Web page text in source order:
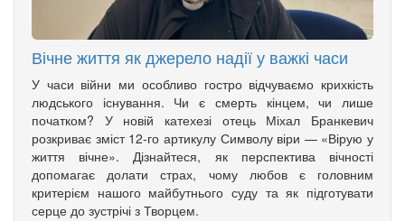
Вічне життя як джерело надії у важкі часи
У часи війни ми особливо гостро відчуваємо крихкість
людського існування. Чи є смерть кінцем, чи лише
початком? У новій катехезі отець Міхал Бранкевич
розкриває зміст 12-го артикулу Символу віри — «Вірую у
життя вічне». Дізнайтеся, як перспектива вічності
допомагає долати страх, чому любов є головним
критерієм нашого майбутнього суду та як підготувати
серце до зустрічі з Творцем.